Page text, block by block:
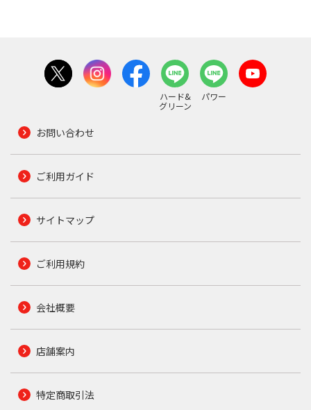
ハード&
グリーン
パワー
お問い合わせ
ご利用ガイド
サイトマップ
ご利用規約
会社概要
店舗案内
特定商取引法